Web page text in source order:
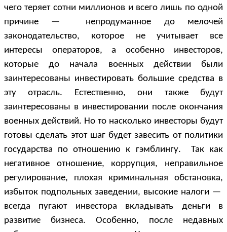
чего теряет сотни миллионов и всего лишь по одной
причине — непродуманное до мелочей
законодательство, которое не учитывает все
интересы операторов, а особенно инвесторов,
которые до начала военных действии были
заинтересованы инвестировать большие средства в
эту отрасль. Естественно, они также будут
заинтересованы в инвестировании после окончания
военных действий. Но то насколько инвесторы будут
готовы сделать этот шаг будет завесить от политики
государства по отношению к гэмблингу. Так как
негативное отношение, коррупция, неправильное
регулирование, плохая криминальная обстановка,
избыток подпольных заведении, высокие налоги —
всегда пугают инвестора вкладывать деньги в
развитие бизнеса. Особенно, после недавных